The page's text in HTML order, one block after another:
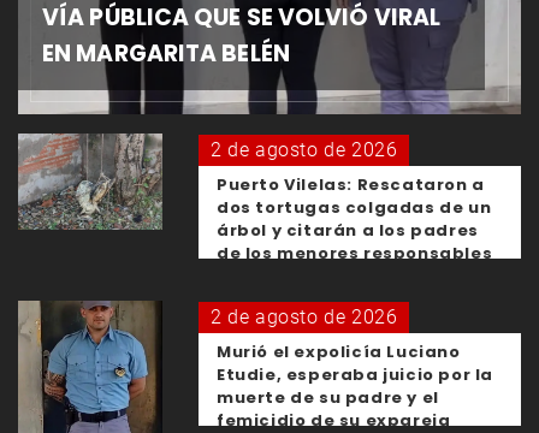
VÍA PÚBLICA QUE SE VOLVIÓ VIRAL
EN MARGARITA BELÉN
2 de agosto de 2026
Puerto Vilelas: Rescataron a
dos tortugas colgadas de un
árbol y citarán a los padres
de los menores responsables
2 de agosto de 2026
Murió el expolicía Luciano
Etudie, esperaba juicio por la
muerte de su padre y el
femicidio de su expareja